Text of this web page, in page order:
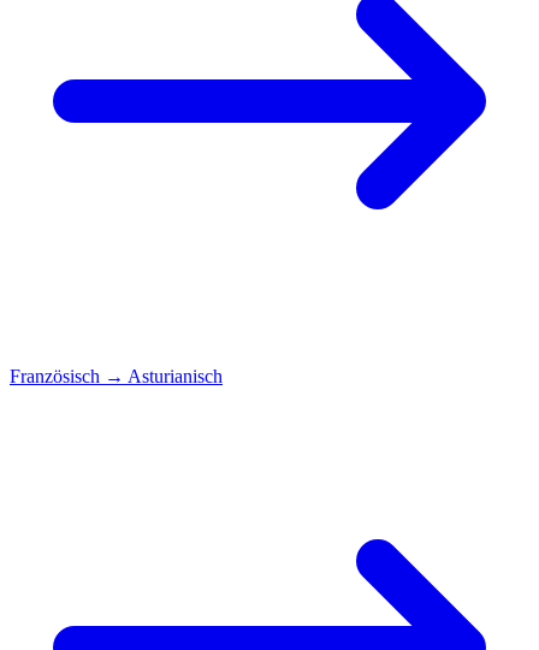
Französisch → Asturianisch